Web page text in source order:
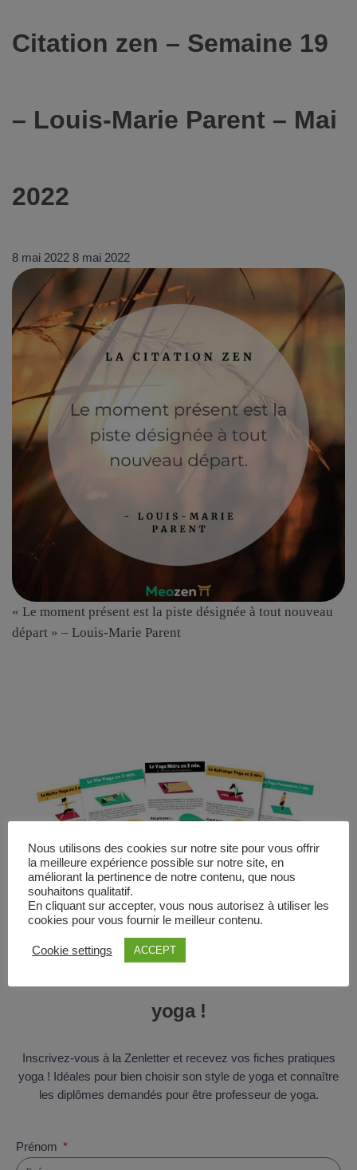
Citation zen – Semaine 19
– Louis-Marie Parent – Mai
2022
8 mai 2022 8 mai 2022
« Le moment présent est la piste désignée à tout nouveau
départ » – Louis-Marie Parent
Téléchargez vos fiches pratiques
yoga !
Inscrivez-vous à la Zenletter et recevez vos fiches pratiques
yoga ! Idéales pour bien choisir son style de yoga et connaître
les diplômes demandés pour être professeur de yoga.
Prénom
Nous utilisons des cookies sur notre site pour vous offrir
la meilleure expérience possible sur notre site, en
améliorant la pertinence de notre contenu, que nous
souhaitons qualitatif.
En cliquant sur accepter, vous nous autorisez à utiliser les
cookies pour vous fournir le meilleur contenu.
Cookie settings ACCEPT